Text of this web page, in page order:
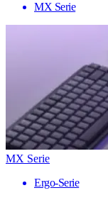
MX Serie
MX Serie
Ergo-Serie